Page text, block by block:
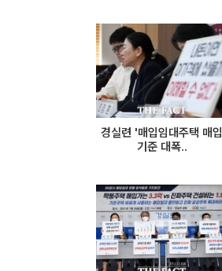
경실련 '매입임대주택 매입
기준 대폭..